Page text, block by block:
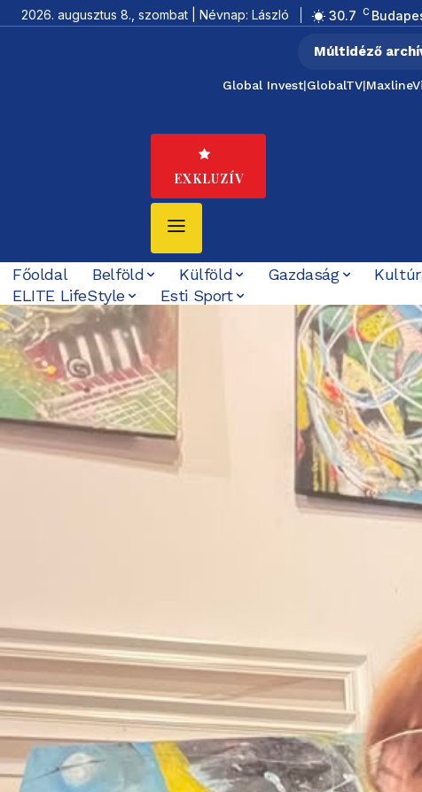
2026. augusztus 8., szombat | Névnap: László 30.7 C
Múltidéző
Global Invest|GlobalTV|
EXKLUZÍV
Főoldal Belföld Külföld Gazdaság
ELITE LifeStyle
Esti Sport